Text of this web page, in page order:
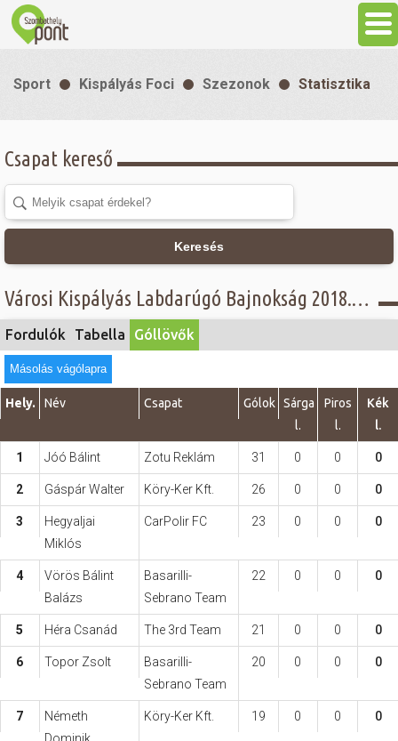
Látnivalók
Gasztronómia
Sport
Szabadidő
Hasznos
Sport Kispályás Foci Szezonok Statisztika
Csapat kereső
Keresés
Városi Kispályás Labdarúgó Bajnokság 2018. - Góllövő lista - Jáki Papír - I. B osztály
Fordulók Tabella Góllövők
Másolás vágólapra
Hely. Név Csapat Gólok Sárga
l.
Piros
l.
Kék
l.
1 Jóó Bálint Zotu Reklám 31 0 0 0
2 Gáspár Walter Köry-Ker Kft. 26 0 0 0
3
Hegyaljai
Miklós
CarPolir FC 23 0 0 0
4
Vörös Bálint
Balázs
Basarilli-
Sebrano Team
22 0 0 0
5 Héra Csanád The 3rd Team 21 0 0 0
6 Topor Zsolt
Basarilli-
Sebrano Team
20 0 0 0
7
Németh
Köry-Ker Kft. 19 0 0 0